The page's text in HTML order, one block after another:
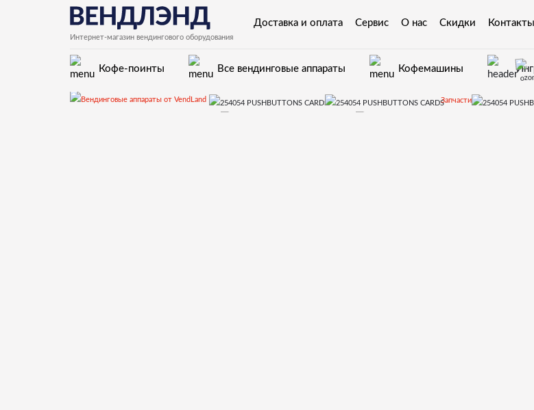
Интернет-магазин вендингового оборудования
Доставка и оплата Сервис О нас Скидки Контакты
Кофе-поинты Все вендинговые аппараты Кофемашины
Запчасти